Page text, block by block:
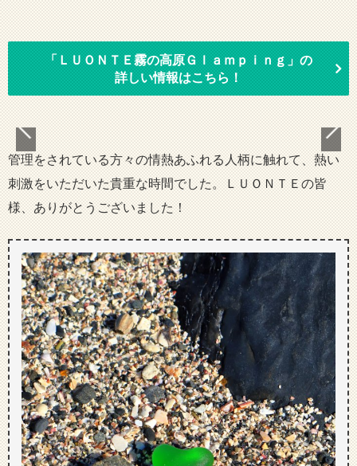
「ＬＵＯＮＴＥ霧の高原Ｇｌａｍｐｉｎｇ」の
詳しい情報はこちら！
管理をされている方々の情熱あふれる人柄に触れて、熱い
刺激をいただいた貴重な時間でした。ＬＵＯＮＴＥの皆
様、ありがとうございました！